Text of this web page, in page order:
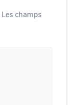
Les champs